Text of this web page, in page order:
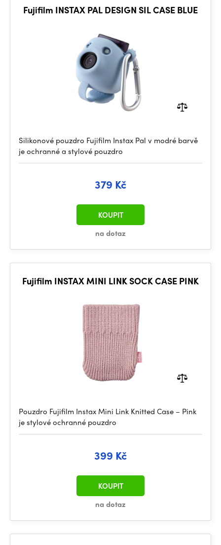
Fujifilm INSTAX PAL DESIGN SIL CASE BLUE
Silikonové pouzdro Fujifilm Instax Pal v modré barvě
je ochranné a stylové pouzdro
379 Kč
na dotaz
KOUPIT
Fujifilm INSTAX MINI LINK SOCK CASE PINK
Pouzdro Fujifilm Instax Mini Link Knitted Case – Pink
je stylové ochranné pouzdro
399 Kč
na dotaz
KOUPIT